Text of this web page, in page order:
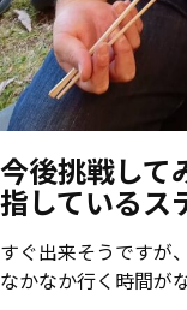
今後挑戦して
指しているス
すぐ出来そうですが
なかなか行く時間が